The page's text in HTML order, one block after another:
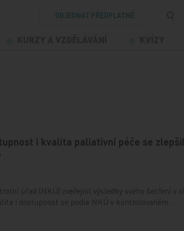
OBJEDNAT PŘEDPLATNÉ
i kvalita paliativní péče se
úřad (NKÚ) zveřejnil výsledky svého šetření v
i dostupnost se podle NKÚ v kontrolovaném…